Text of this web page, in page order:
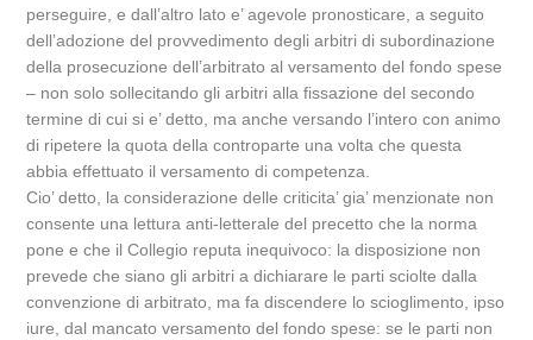
perseguire, e dall’altro lato e’ agevole pronosticare, a seguito
dell’adozione del provvedimento degli arbitri di subordinazione
della prosecuzione dell’arbitrato al versamento del fondo spese
– non solo sollecitando gli arbitri alla fissazione del secondo
termine di cui si e’ detto, ma anche versando l’intero con animo
di ripetere la quota della controparte una volta che questa
abbia effettuato il versamento di competenza.
Cio’ detto, la considerazione delle criticita’ gia’ menzionate non
consente una lettura anti-letterale del precetto che la norma
pone e che il Collegio reputa inequivoco: la disposizione non
prevede che siano gli arbitri a dichiarare le parti sciolte dalla
convenzione di arbitrato, ma fa discendere lo scioglimento, ipso
iure, dal mancato versamento del fondo spese: se le parti non